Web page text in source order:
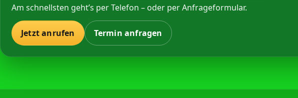
Am schnellsten geht’s per Telefon – oder per Anfrageformular.
Jetzt anrufen Termin anfragen